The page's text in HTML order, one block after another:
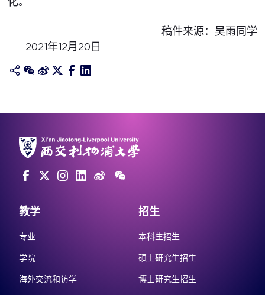
稿件来源：吴雨同学
2021年12月20日
教学
专业
学院
海外交流和访学
招生
本科生招生
硕士研究生招生
博士研究生招生